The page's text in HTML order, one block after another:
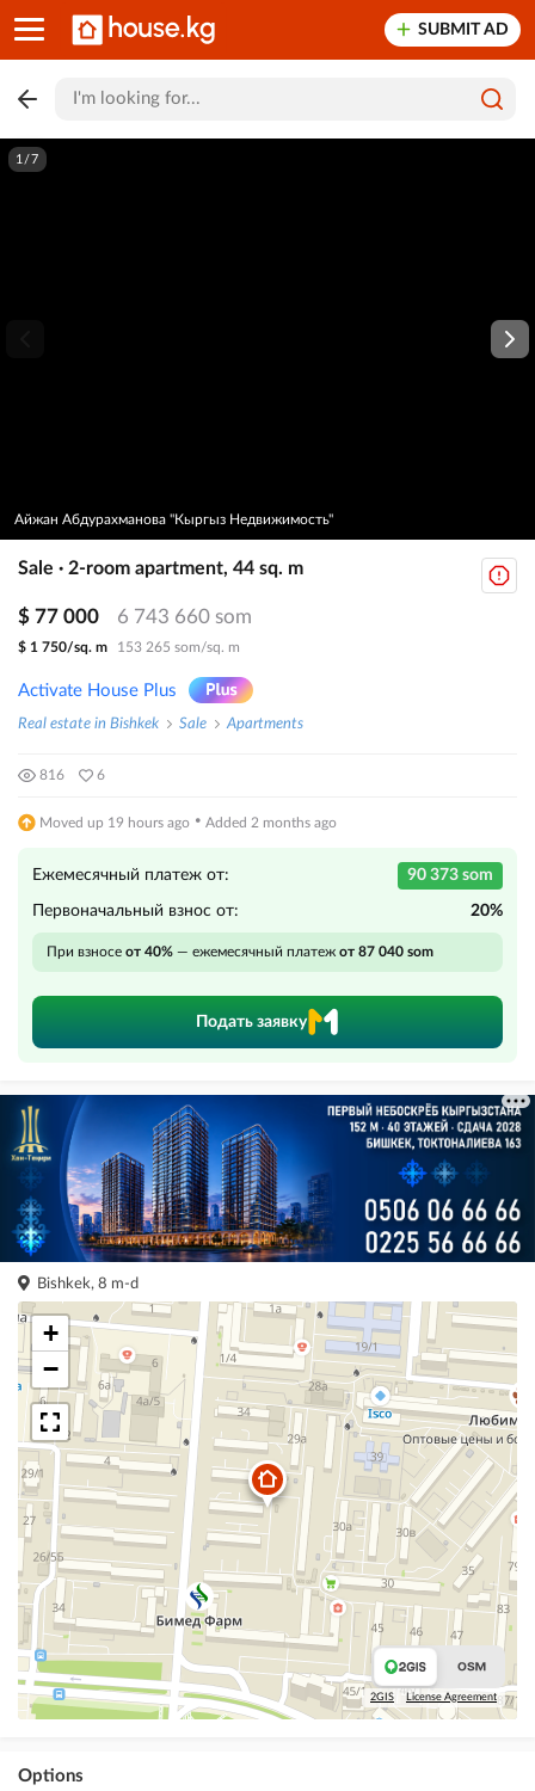
SUBMIT AD
1/7
Айжан Абдурахманова "Кыргыз Недвижимость"
Sale · 2-room apartment, 44 sq. m
$ 77 000 6 743 660 som
$ 1 750/sq. m 153 265 som/sq. m
Activate House Plus
Real estate in Bishkek Sale Apartments
816 6
Moved up 19 hours ago · Added 2 months ago
Ежемесячный платеж от: 90 373 som
Первоначальный взнос от: 20%
При взносе от 40% — ежемесячный платеж от 87 040 som
Подать заявку
Bishkek, 8 m-d
+
−
2GIS License Agreement
Options